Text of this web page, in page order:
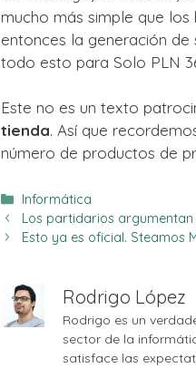
mucho más simple que
entonces la generación
todo esto para Solo PLN
Este no es un texto
tienda. Así que
número de productos de
Categorías
Informática
Los partidarios
Esto ya es oficial. Steamos
Rodrigo López
Rodrigo es un
sector de la
satisface las